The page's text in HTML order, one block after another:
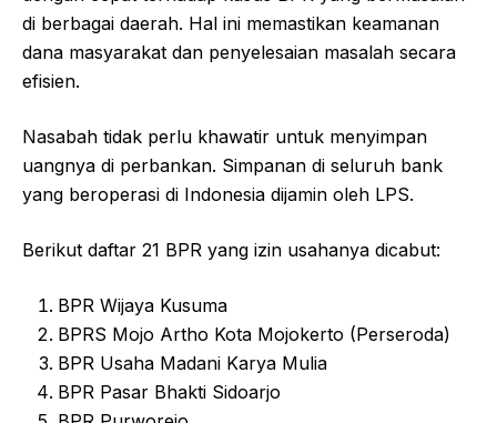
di berbagai daerah. Hal ini memastikan keamanan
dana masyarakat dan penyelesaian masalah secara
efisien.
Nasabah tidak perlu khawatir untuk menyimpan
uangnya di perbankan. Simpanan di seluruh bank
yang beroperasi di Indonesia dijamin oleh LPS.
Berikut daftar 21 BPR yang izin usahanya dicabut:
BPR Wijaya Kusuma
BPRS Mojo Artho Kota Mojokerto (Perseroda)
BPR Usaha Madani Karya Mulia
BPR Pasar Bhakti Sidoarjo